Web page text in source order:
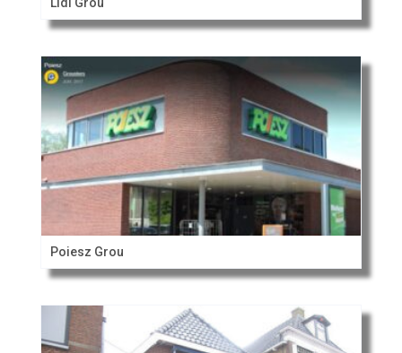
Poiesz Grou